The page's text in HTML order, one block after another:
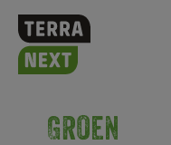
Home
Groen